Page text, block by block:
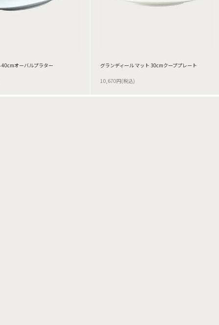
40cmオーバルプラター グランディール マット 30cmクーププレート
10,670円(税込)